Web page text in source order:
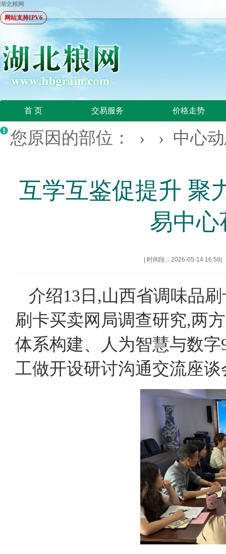
湖北粮网
网站支持IPV6
首 页 交易服务 价格走势
您原因的部位： › › 中心
互学互鉴促提升
易中
时间段：2026-05-14 16:50
介绍13日,山西省调味品
刷卡买卖网局调查研究,两
体系构建、人为智慧与数
工做开设研讨沟通交流座谈